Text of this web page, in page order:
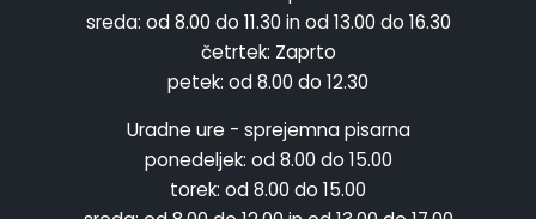
sreda: od 8.00 do 11.30 in od 13.00 do 16.30
četrtek: Zaprto
petek: od 8.00 do 12.30
Uradne ure - sprejemna pisarna
ponedeljek: od 8.00 do 15.00
torek: od 8.00 do 15.00